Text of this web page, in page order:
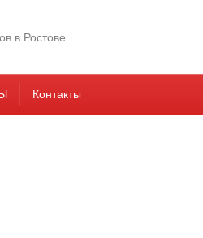
Контакты